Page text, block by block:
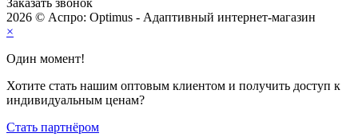
2026 © Аспро: Optimus - Адаптивный интернет-магазин
×
Один момент!
Хотите стать нашим оптовым клиентом и получить доступ к
индивидуальным ценам?
Стать партнёром